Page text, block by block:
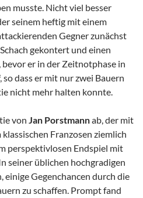
musste. Nicht viel besser
seinem heftig mit einem
Gegner zunächst
gekontert und einen
er in der Zeitnotphase in
dass er mit nur zwei Bauern
nicht mehr halten konnte.
von Jan Porstmannab, der mit
Franzosen ziemlich
perspektivlosen Endspiel mit
seiner üblichen hochgradigen
einige Gegenchancen durch die
zu schaffen. Prompt fand